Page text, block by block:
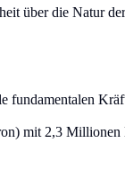
über die Natur
fundamentalen
mit 2,3 Millionen